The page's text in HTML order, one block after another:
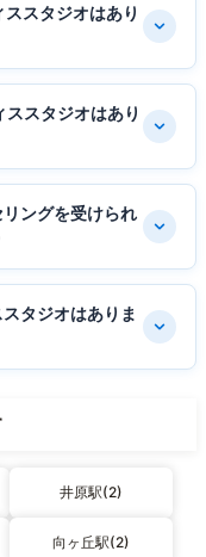
スタジオはあり
スタジオはあり
ングを受けられ
タジオはありま
井原駅(2)
向ヶ丘駅(2)